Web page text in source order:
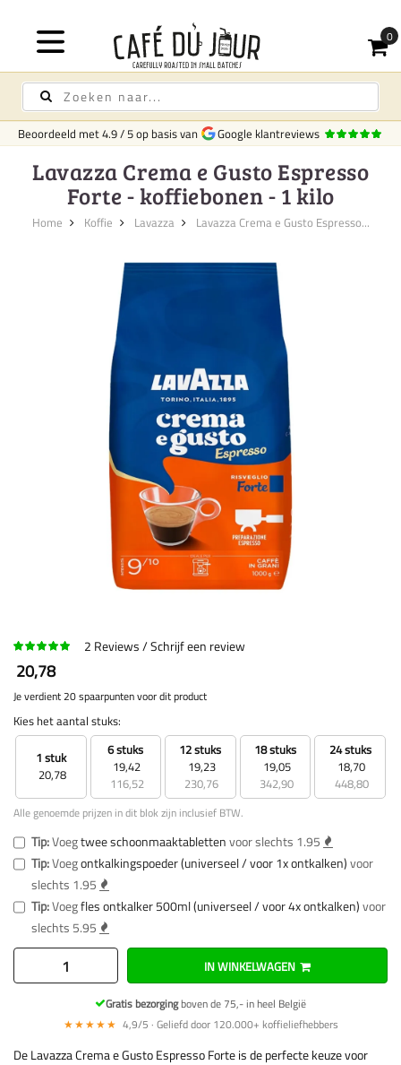
Beoordeeld met4.9/5op basis van Google klantreviews
Lavazza Crema e Gusto Espresso
Forte - koffiebonen - 1 kilo
Home Koffie Lavazza Lavazza Crema e Gusto Espresso...
2 Reviews Schrijf een review
20,78
Je verdient 20 spaarpunten voor dit product
Kies het aantal stuks:
1 stuk
20,78
6 stuks
19,42
116,52
12 stuks
19,23
230,76
18 stuks
19,05
342,90
24 stuks
18,70
448,80
Alle genoemde prijzen in dit blok zijn inclusief BTW.
Tip:Voegtwee schoonmaaktablettenvoor slechts 1.95
Tip:Voegontkalkingspoeder (universeel / voor 1x ontkalken)voor
slechts 1.95
Tip:Voegfles ontkalker 500ml (universeel / voor 4x ontkalken)voor
slechts 5.95
IN WINKELWAGEN
Gratis bezorgingboven de 75,- in heel België
★★★★★ 4,9/5 · Geliefd door 120.000+ koffieliefhebbers
De Lavazza Crema e Gusto Espresso Forte is de perfecte keuze voor